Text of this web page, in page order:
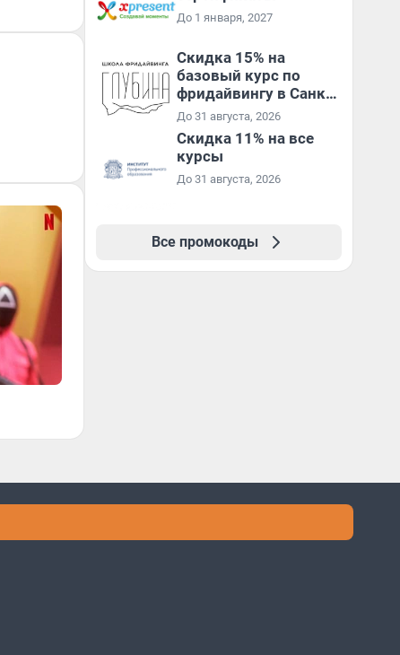
До 1 января, 2027
Скидка 15% на
базовый курс по
фридайвингу в Санкт-
Петербурге
До 31 августа, 2026
Скидка 11% на все
курсы
До 31 августа, 2026
Все промокоды